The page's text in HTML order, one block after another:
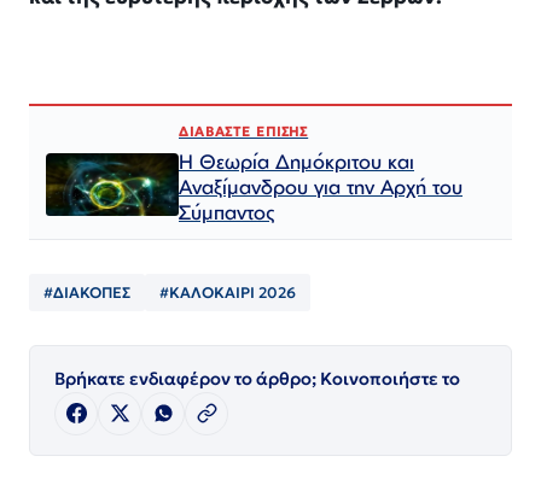
ΔΙΑΒΑΣΤΕ ΕΠΙΣΗΣ
Η Θεωρία Δημόκριτου και
Αναξίμανδρου για την Αρχή του
Σύμπαντος
#ΔΙΑΚΟΠΕΣ #ΚΑΛΟΚΑΙΡΙ 2026
Βρήκατε ενδιαφέρον το άρθρο; Κοινοποιήστε το